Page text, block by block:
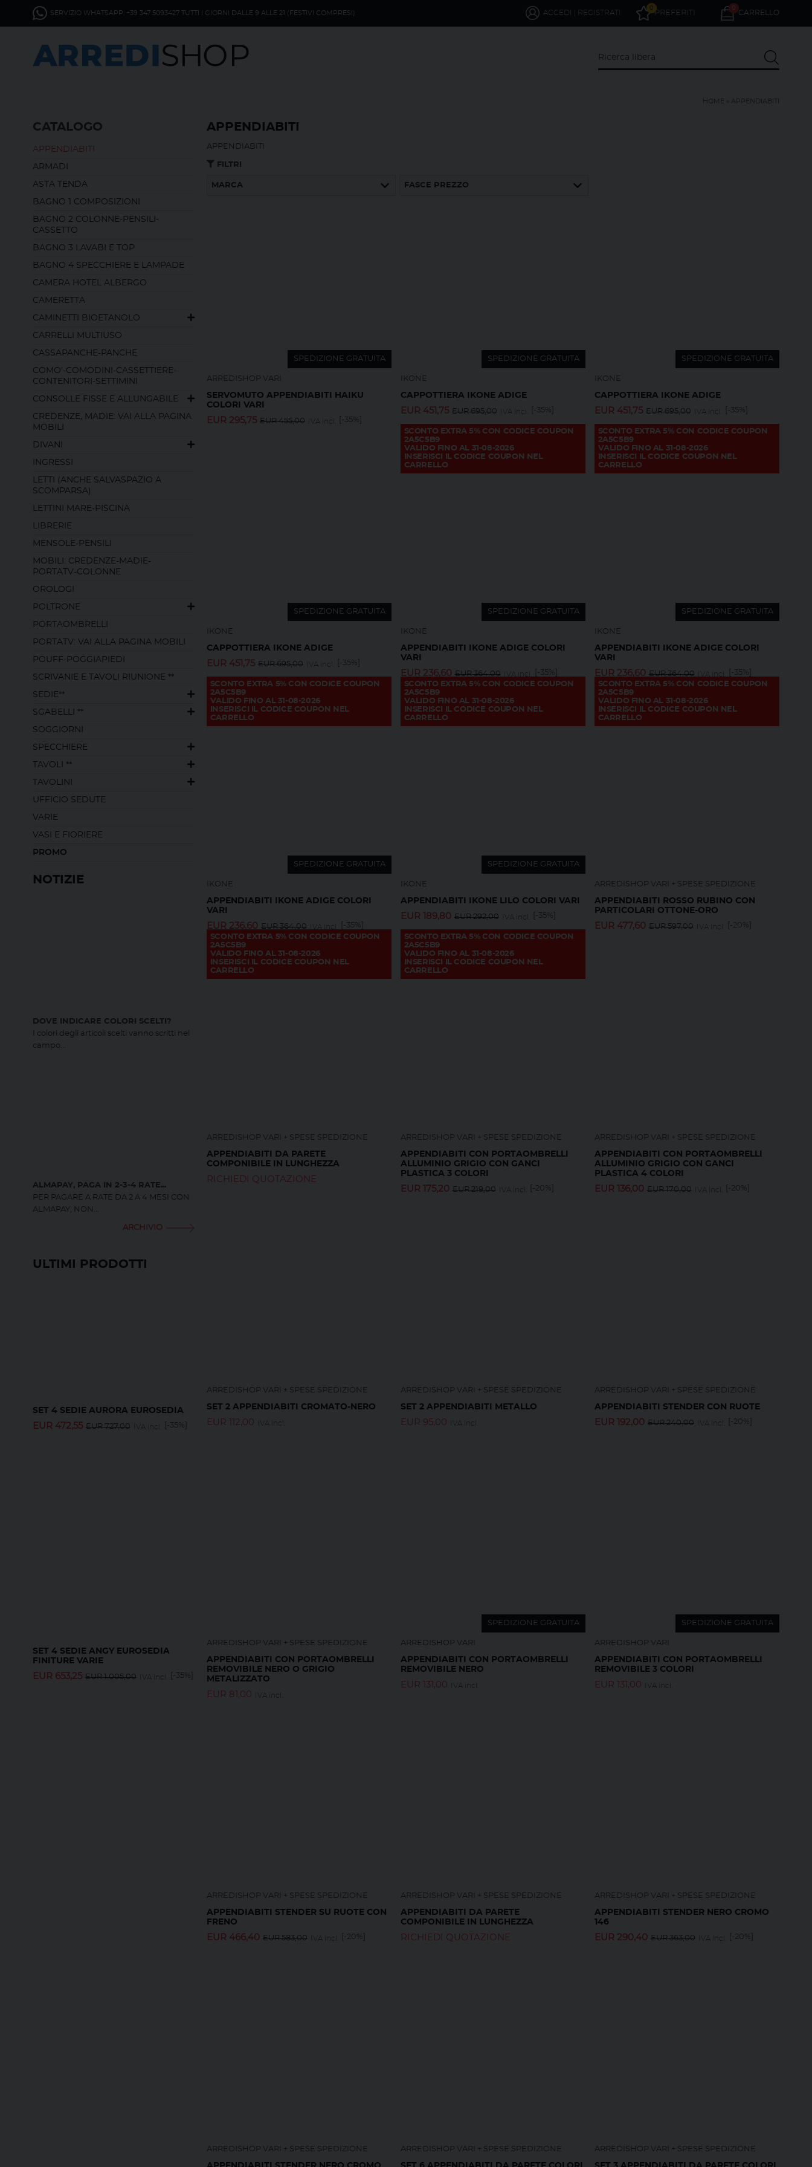
SERVIZIO WHATSAPP: +39 347 5093427 TUTTI I GIORNI DALLE 9 ALLE 21 (FESTIVI COMPRESI)
0
CARRELLO
PREFERITI
0
ACCEDI | REGISTRATI
HOME APPENDIABITI
CATALOGO
APPENDIABITI
ARMADI
ASTA TENDA
BAGNO 1 COMPOSIZIONI
BAGNO 2 COLONNE-PENSILI-
CASSETTO
BAGNO 3 LAVABI E TOP
BAGNO 4 SPECCHIERE E LAMPADE
CAMERA HOTEL ALBERGO
CAMERETTA
CAMINETTI BIOETANOLO
CARRELLI MULTIUSO
CASSAPANCHE-PANCHE
COMO'-COMODINI-CASSETTIERE-
CONTENITORI-SETTIMINI
CONSOLLE FISSE E ALLUNGABILE
CREDENZE, MADIE: VAI ALLA PAGINA
MOBILI
DIVANI
INGRESSI
LETTI (ANCHE SALVASPAZIO A
SCOMPARSA)
LETTINI MARE-PISCINA
LIBRERIE
MENSOLE-PENSILI
MOBILI: CREDENZE-MADIE-
PORTATV-COLONNE
OROLOGI
POLTRONE
PORTAOMBRELLI
PORTATV: VAI ALLA PAGINA MOBILI
POUFF-POGGIAPIEDI
SCRIVANIE E TAVOLI RIUNIONE **
SEDIE**
SGABELLI **
SOGGIORNI
SPECCHIERE
TAVOLI **
TAVOLINI
UFFICIO SEDUTE
VARIE
VASI E FIORIERE
PROMO
NOTIZIE
DOVE INDICARE COLORI SCELTI?
I colori degli articoli scelti vanno scritti nel
campo...
ALMAPAY, PAGA IN 2-3-4 RATE...
PER PAGARE A RATE DA 2 A 4 MESI CON
ALMAPAY, NON...
ARCHIVIO
ULTIMI PRODOTTI
SET 4 SEDIE AURORA EUROSEDIA
EUR 472,55 EUR727,00 IVA incl. [-35%]
SET 4 SEDIE ANGY EUROSEDIA
FINITURE VARIE
EUR 653,25 EUR1.005,00 IVA incl. [-35%]
APPENDIABITI
APPENDIABITI
FILTRI
MARCA FASCE PREZZO
SPEDIZIONE GRATUITA
ARREDISHOP VARI
SERVOMUTO APPENDIABITI HAIKU
COLORI VARI
EUR 295,75 EUR455,00 IVA incl. [-35%]
SPEDIZIONE GRATUITA
IKONE
CAPPOTTIERA IKONE ADIGE
EUR 451,75 EUR695,00 IVA incl. [-35%]
SCONTO EXTRA 5% CON CODICE COUPON
2A5C5B9
VALIDO FINO AL 31-08-2026
INSERISCI IL CODICE COUPON NEL
CARRELLO
SPEDIZIONE GRATUITA
IKONE
CAPPOTTIERA IKONE ADIGE
EUR 451,75 EUR695,00 IVA incl. [-35%]
SCONTO EXTRA 5% CON CODICE COUPON
2A5C5B9
VALIDO FINO AL 31-08-2026
INSERISCI IL CODICE COUPON NEL
CARRELLO
SPEDIZIONE GRATUITA
IKONE
CAPPOTTIERA IKONE ADIGE
EUR 451,75 EUR695,00 IVA incl. [-35%]
SCONTO EXTRA 5% CON CODICE COUPON
2A5C5B9
VALIDO FINO AL 31-08-2026
INSERISCI IL CODICE COUPON NEL
CARRELLO
SPEDIZIONE GRATUITA
IKONE
APPENDIABITI IKONE ADIGE COLORI
VARI
EUR 236,60 EUR364,00 IVA incl.
[-35%]
SCONTO EXTRA 5% CON CODICE COUPON
2A5C5B9
VALIDO FINO AL 31-08-2026
INSERISCI IL CODICE COUPON NEL
CARRELLO
SPEDIZIONE GRATUITA
IKONE
APPENDIABITI IKONE ADIGE COLORI
VARI
EUR 236,60 EUR364,00 IVA incl.
[-35%]
SCONTO EXTRA 5% CON CODICE COUPON
2A5C5B9
VALIDO FINO AL 31-08-2026
INSERISCI IL CODICE COUPON NEL
CARRELLO
SPEDIZIONE GRATUITA
IKONE
APPENDIABITI IKONE ADIGE COLORI
VARI
EUR 236,60 EUR364,00 IVA incl.
[-35%]
SCONTO EXTRA 5% CON CODICE COUPON
2A5C5B9
VALIDO FINO AL 31-08-2026
INSERISCI IL CODICE COUPON NEL
CARRELLO
SPEDIZIONE GRATUITA
IKONE
APPENDIABITI IKONE LILO COLORI VARI
EUR 189,80 EUR292,00 IVA incl. [-35%]
SCONTO EXTRA 5% CON CODICE COUPON
2A5C5B9
VALIDO FINO AL 31-08-2026
INSERISCI IL CODICE COUPON NEL
CARRELLO
ARREDISHOP VARI + SPESE SPEDIZIONE
APPENDIABITI ROSSO RUBINO CON
PARTICOLARI OTTONE-ORO
EUR 477,60 EUR597,00 IVA incl. [-20%]
ARREDISHOP VARI + SPESE SPEDIZIONE
APPENDIABITI DA PARETE
COMPONIBILE IN LUNGHEZZA
RICHIEDI QUOTAZIONE
ARREDISHOP VARI + SPESE SPEDIZIONE
APPENDIABITI CON PORTAOMBRELLI
ALLUMINIO GRIGIO CON GANCI
PLASTICA 3 COLORI
EUR 175,20 EUR219,00 IVA incl. [-20%]
ARREDISHOP VARI + SPESE SPEDIZIONE
APPENDIABITI CON PORTAOMBRELLI
ALLUMINIO GRIGIO CON GANCI
PLASTICA 4 COLORI
EUR 136,00 EUR170,00 IVA incl. [-20%]
ARREDISHOP VARI + SPESE SPEDIZIONE
SET 2 APPENDIABITI CROMATO-NERO
EUR 112,00 IVA incl.
ARREDISHOP VARI + SPESE SPEDIZIONE
SET 2 APPENDIABITI METALLO
EUR 95,00 IVA incl.
ARREDISHOP VARI + SPESE SPEDIZIONE
APPENDIABITI STENDER CON RUOTE
EUR 192,00 EUR240,00 IVA incl. [-20%]
ARREDISHOP VARI + SPESE SPEDIZIONE
APPENDIABITI CON PORTAOMBRELLI
REMOVIBILE NERO O GRIGIO
METALIZZATO
EUR 81,00 IVA incl.
SPEDIZIONE GRATUITA
ARREDISHOP VARI
APPENDIABITI CON PORTAOMBRELLI
REMOVIBILE NERO
EUR 131,00 IVA incl.
SPEDIZIONE GRATUITA
ARREDISHOP VARI
APPENDIABITI CON PORTAOMBRELLI
REMOVIBILE 3 COLORI
EUR 131,00 IVA incl.
ARREDISHOP VARI + SPESE SPEDIZIONE
APPENDIABITI STENDER SU RUOTE CON
FRENO
EUR 466,40 EUR583,00 IVA incl. [-20%]
ARREDISHOP VARI + SPESE SPEDIZIONE
APPENDIABITI DA PARETE
COMPONIBILE IN LUNGHEZZA
RICHIEDI QUOTAZIONE
ARREDISHOP VARI + SPESE SPEDIZIONE
APPENDIABITI STENDER NERO CROMO
146
EUR 290,40 EUR363,00 IVA incl. [-20%]
ARREDISHOP VARI + SPESE SPEDIZIONE ARREDISHOP VARI + SPESE SPEDIZIONE ARREDISHOP VARI + SPESE SPEDIZIONE